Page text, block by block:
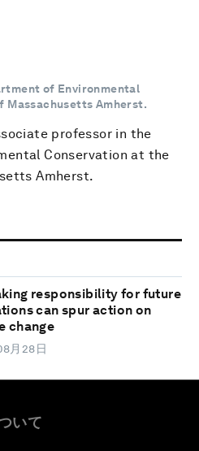
of Environmental
Massachusetts Amherst.
professor in the
Conservation at the
Amherst.
responsibility for future
can spur action on
change
月28日
いて